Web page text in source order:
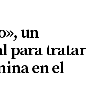
un
para tratar
en el